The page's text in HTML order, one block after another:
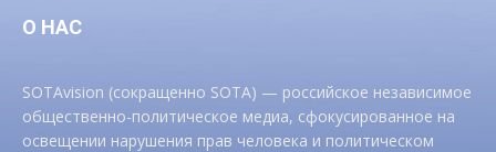
О НАС
SOTAvision (сокращенно SOTA) — российское независимое
общественно-политическое медиа, сфокусированное на
освещении нарушения прав человека и политическом